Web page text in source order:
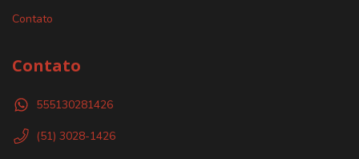
Contato
Contato
555130281426
(51) 3028-1426